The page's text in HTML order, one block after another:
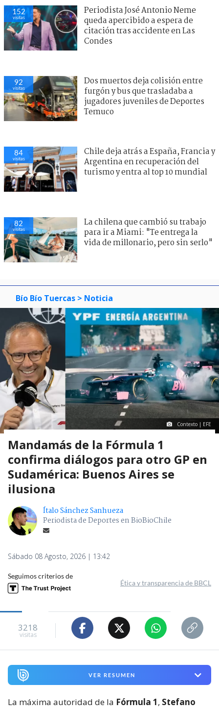
152
visitas
Periodista José Antonio Neme
queda apercibido a espera de
citación tras accidente en Las
Condes
92
visitas
Dos muertos deja colisión entre
furgón y bus que trasladaba a
jugadores juveniles de Deportes
Temuco
84
visitas
Chile deja atrás a España, Francia y
Argentina en recuperación del
turismo y entra al top 10 mundial
82
visitas
La chilena que cambió su trabajo
para ir a Miami: "Te entrega la
vida de millonario, pero sin serlo"
Bío Bío Tuercas > Noticia
Contexto | EFE
Mandamás de la Fórmula 1
confirma diálogos para otro GP en
Sudamérica: Buenos Aires se
ilusiona
Ítalo Sánchez Sanhueza
Periodista de Deportes en BioBioChile
Sábado 08 Agosto, 2026 | 13:42
Seguimos criterios de
Ética y transparencia de BBCL
3218
visitas
VER RESUMEN
La máxima autoridad de la Fórmula 1, Stefano